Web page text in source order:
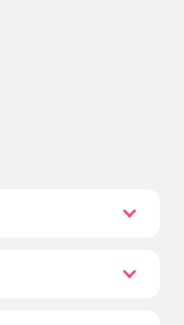
Ober­
Papier